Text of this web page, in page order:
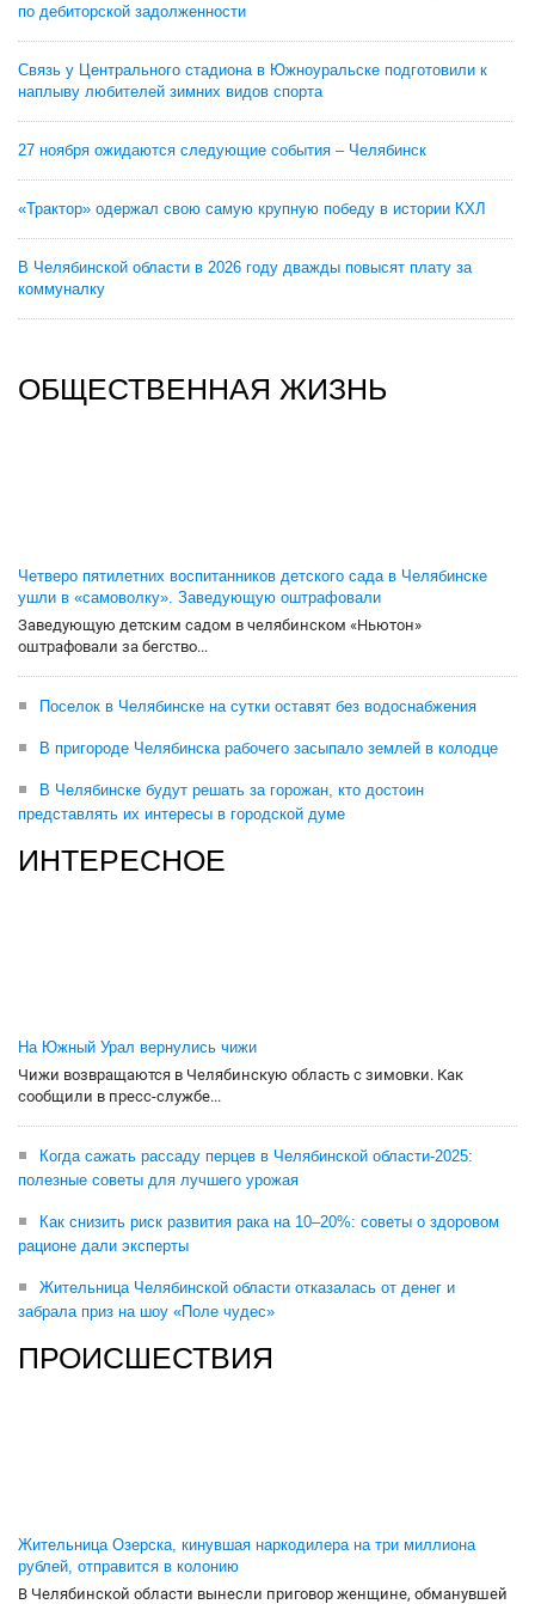
по дебиторской задолженности
Связь у Центрального стадиона в Южноуральске подготовили к
наплыву любителей зимних видов спорта
27 ноября ожидаются следующие события – Челябинск
«Трактор» одержал свою самую крупную победу в истории КХЛ
В Челябинской области в 2026 году дважды повысят плату за
коммуналку
ОБЩЕСТВЕННАЯ ЖИЗНЬ
Четверо пятилетних воспитанников детского сада в Челябинске
ушли в «самоволку». Заведующую оштрафовали
Заведующую детским садом в челябинском «Ньютон»
оштрафовали за бегство...
Поселок в Челябинске на сутки оставят без водоснабжения
В пригороде Челябинска рабочего засыпало землей в колодце
В Челябинске будут решать за горожан, кто достоин
представлять их интересы в городской думе
ИНТЕРЕСНОЕ
На Южный Урал вернулись чижи
Чижи возвращаются в Челябинскую область с зимовки. Как
сообщили в пресс-службе...
Когда сажать рассаду перцев в Челябинской области-2025:
полезные советы для лучшего урожая
Как снизить риск развития рака на 10–20%: советы о здоровом
рационе дали эксперты
Жительница Челябинской области отказалась от денег и
забрала приз на шоу «Поле чудес»
ПРОИСШЕСТВИЯ
Жительница Озерска, кинувшая наркодилера на три миллиона
рублей, отправится в колонию
В Челябинской области вынесли приговор женщине, обманувшей